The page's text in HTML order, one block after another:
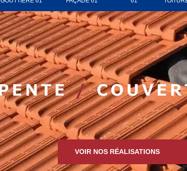
VOIR NOS RÉALISATIONS